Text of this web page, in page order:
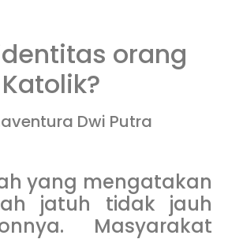
orang
Katolik?
Dwi Putra
yang mengatakan
jatuh tidak jauh
Masyarakat